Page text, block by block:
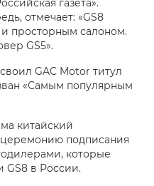
газета».
отмечает: «GS8
просторным салоном.
GS5».
GAC Motor титул
«Самым популярным
китайский
подписания
которые
GS8 в России.